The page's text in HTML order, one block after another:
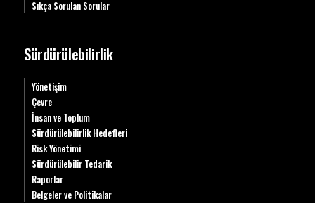
Sıkça Sorulan Sorular
Sürdürülebilirlik
Yönetişim
Çevre
İnsan ve Toplum
Sürdürülebilirlik Hedefleri
Risk Yönetimi
Sürdürülebilir Tedarik
Raporlar
Belgeler ve Politikalar